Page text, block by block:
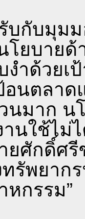
บกับมุมม
โยบาย
งำด้วยเ
อนตลาด
นมาก น
านใช้ไม่
ยศักดิ์ศรี
ทรัพยาก
หกรรม”